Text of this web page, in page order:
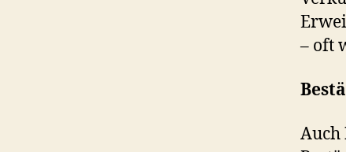
– oft
Auch